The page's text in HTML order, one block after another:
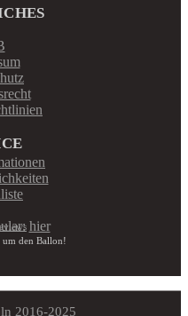
hier
den Ballon!
2016-2025